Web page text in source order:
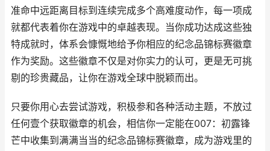
准命中远距离目标到连续完成多个高难度动作，每一项成
就都代表着你在游戏中的卓越表现。当你成功达成这些独
特成就时，体系会慷慨地给予你相应的纪念品锦标赛徽章
作为奖励。这些徽章不仅是对你实力的认可，更是无可挑
剔的珍贵藏品，让你在游戏全球中脱颖而出。
只要你用心去尝试游戏，积极参和各种活动主题，不放过
任何壹个获取徽章的机会，相信你一定能在007：初露锋
芒中收集到满满当当的纪念品锦标赛徽章，成为游戏里的